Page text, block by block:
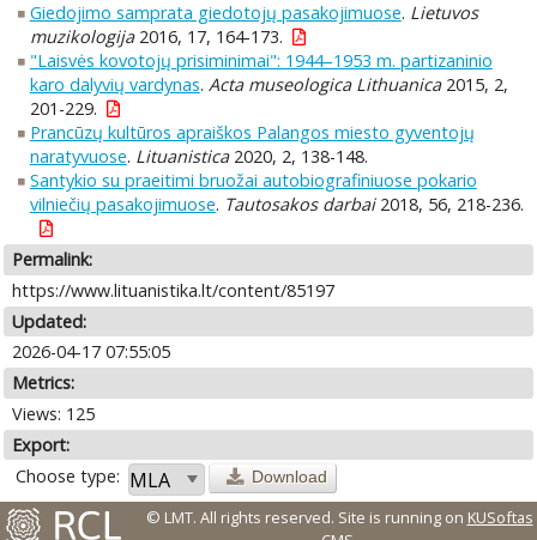
Giedojimo samprata giedotojų pasakojimuose. Lietuvos
muzikologija2016, 17, 164-173.
"Laisvės kovotojų prisiminimai": 1944–1953 m. partizaninio
karo dalyvių vardynas. Acta museologica Lithuanica2015, 2,
201-229.
Prancūzų kultūros apraiškos Palangos miesto gyventojų
naratyvuose. Lituanistica2020, 2, 138-148.
Santykio su praeitimi bruožai autobiografiniuose pokario
vilniečių pasakojimuose. Tautosakos darbai2018, 56, 218-236.
Permalink:
https://www.lituanistika.lt/content/85197
Updated:
2026-04-17 07:55:05
Metrics:
Views: 125
Export:
Choose type:
Download
© LMT. All rights reserved. Site is running on KUSoftas